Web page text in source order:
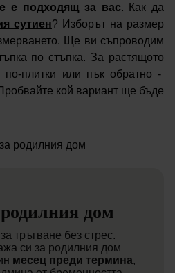
е подходящ за вас. Как да
сутиен? Изборът на размер
Ще ви съпроводим
по стъпка. За растящото
плитки или пък обратно -
кой вариант ще бъде
дом
тръгване без стрес.
си за родилния дом
месец преди термина,